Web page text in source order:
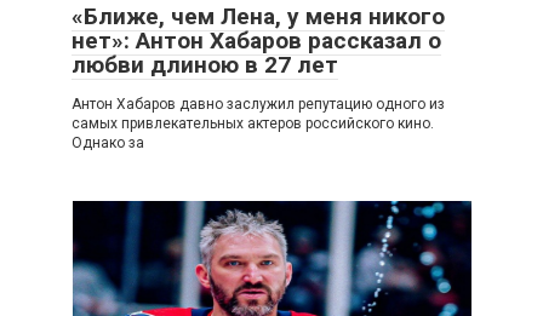
«Ближе, чем Лена, у меня никого
нет»: Антон Хабаров рассказал о
любви длиною в 27 лет
Антон Хабаров давно заслужил репутацию одного из
самых привлекательных актеров российского кино.
Однако за